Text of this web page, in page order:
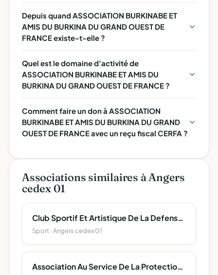
Depuis quand ASSOCIATION BURKINABE ET
AMIS DU BURKINA DU GRAND OUEST DE
FRANCE existe-t-elle ?
Quel est le domaine d'activité de
ASSOCIATION BURKINABE ET AMIS DU
BURKINA DU GRAND OUEST DE FRANCE ?
Comment faire un don à ASSOCIATION
BURKINABE ET AMIS DU BURKINA DU GRAND
OUEST DE FRANCE avec un reçu fiscal CERFA ?
Associations similaires à Angers
cedex 01
Club Sportif Et Artistique De La Defense D'angers
Sport · Angers cedex 01
Association Au Service De La Protection Et L'accompagnement Des Majeurs 49